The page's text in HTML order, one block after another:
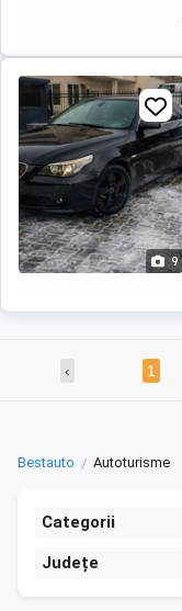
9
‹ 1
Bestauto Autoturisme
Categorii
Județe